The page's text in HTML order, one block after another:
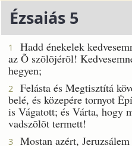
Ézsaiás 5
1
Hadd énekelek
az Õ szõlõjérõl!
hegyen;
2
Felásta és Megtisztítá
belé, és közepére tornyot
is Vágatott; és Várta, hogy
vadszõlõt termett!
3
Mostan azért,